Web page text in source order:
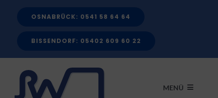
OSNABRÜCK: 0541 58 64 64
BISSENDORF: 05402 609 60 22
MENÜ